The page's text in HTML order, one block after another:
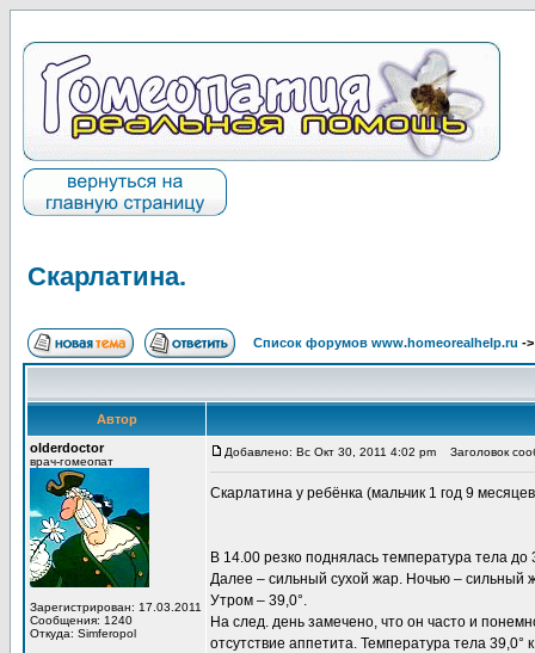
Скарлатина.
Список форумов www.homeorealhelp.ru -
Автор
olderdoctor
врач-гомеопат
Зарегистрирован: 17.03.2011
Сообщения: 1240
Откуда: Simferopol
Добавлено: Вс Окт 30, 2011 4:02 pm Заголовок
Скарлатина у ребёнка (мальчик 1 год 9
B 14.00 резко поднялась температура тела
Далее – сильный сухой жар. Ночью – сильный
Утром – 39,0°.
На след. день замечено, что он часто и
отсутствие аппетита. Температура тела 39,0°